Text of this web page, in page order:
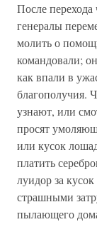
После
генералы
молить о
командовали;
как впали в
благополучия.
узнают, или
просят
или кусок
платить
луидор за
страшными
пылающего